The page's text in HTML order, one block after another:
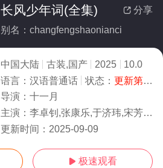
 分享
长风少年词(全集)
别名：changfengshaonianci
中国大陆 古装,国产 2025
10.0
语言： 汉语普通话 状态： 更新第30集
导演： 十一月
主演： 李卓钊,张康乐,于济玮,宋芳园,李嘉豪,苏梦迪,曾宥臻,祁心蕊,李倩,纪李,王名扬,王绘春
更新时间： 2025-09-09
 极速观看